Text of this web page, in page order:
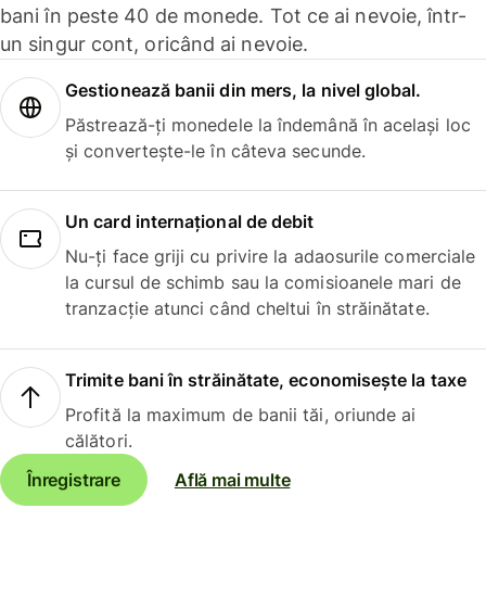
bani în peste 40 de monede. Tot ce ai nevoie, într-
un singur cont, oricând ai nevoie.
Gestionează banii din mers, la nivel global.
Păstrează-ți monedele la îndemână în același loc
și convertește-le în câteva secunde.
Un card internațional de debit
Nu-ți face griji cu privire la adaosurile comerciale
la cursul de schimb sau la comisioanele mari de
tranzacție atunci când cheltui în străinătate.
Trimite bani în străinătate, economisește la taxe
Profită la maximum de banii tăi, oriunde ai
călători.
Înregistrare
Află mai multe